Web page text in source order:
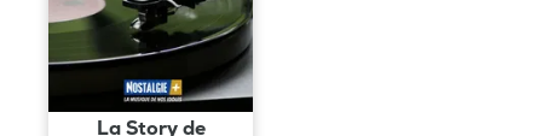
La Story de